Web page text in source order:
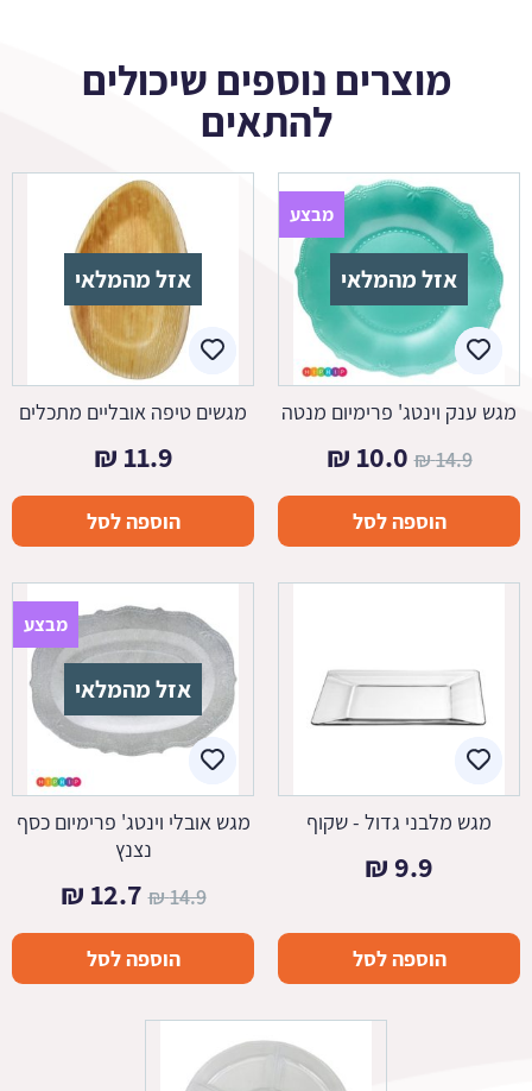
מוצרים נוספים שיכולים
להתאים
אזל מהמלאי
מבצע
מגש ענק וינטג' פרימיום מנטה
14.9
₪ המחיר
המקורי
היה:
10.0
₪
הנוכחי
הוא:
הוספה לסל
אזל מהמלאי
מגשים טיפה אובליים מתכלים
11.9
₪
הוספה לסל
מגש מלבני גדול - שקוף
9.9
₪
הוספה לסל
אזל מהמלאי
מבצע
מגש אובלי וינטג' פרימיום כסף
נצנץ
14.9
₪ המחיר
המקורי
היה:
12.7
₪
הוא:
הוספה לסל